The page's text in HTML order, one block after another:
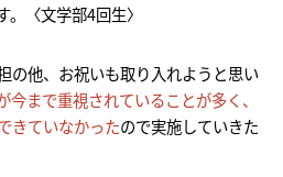
。〈文学部4回生〉
の他、お祝いも取り入れようと思い
今まで重視されていることが多く、
きていなかったので実施していきた